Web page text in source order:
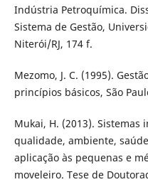
Indústria Petroquímica.
Sistema de Gestão,
Niterói/RJ, 174 f.
Mezomo, J. C. (1995).
princípios básicos, São
Mukai, H. (2013).
qualidade, ambiente,
aplicação às pequenas e
moveleiro. Tese de